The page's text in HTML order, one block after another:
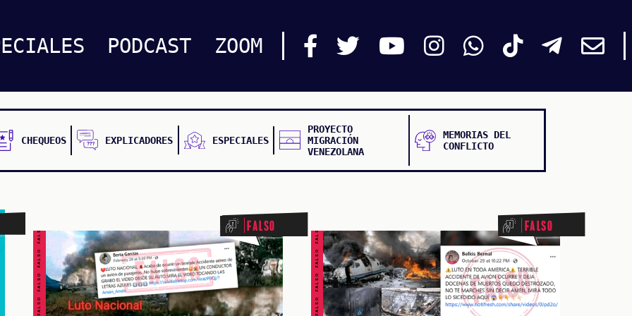
PODCAST ZOOM
CHEQUEOS EXPLICADORES ESPECIALES
PROYECTO
MIGRACIÓN
VENEZOLANA
MEMORIAS DEL
CONFLICTO
FALSO FALSO FALSO FALSO FALSO FALSO FALSO Falso FALSO FALSO FALSO FALSO FALSO FALSO FALSO Falso